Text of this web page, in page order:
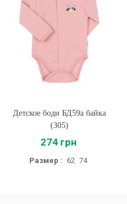
Детское боди БД59а байка
(305)
274 грн
Размер : 62 74